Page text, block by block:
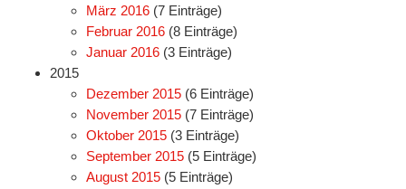
März 2016 (7 Einträge)
Februar 2016 (8 Einträge)
Januar 2016 (3 Einträge)
2015
Dezember 2015 (6 Einträge)
November 2015 (7 Einträge)
Oktober 2015 (3 Einträge)
September 2015 (5 Einträge)
August 2015 (5 Einträge)